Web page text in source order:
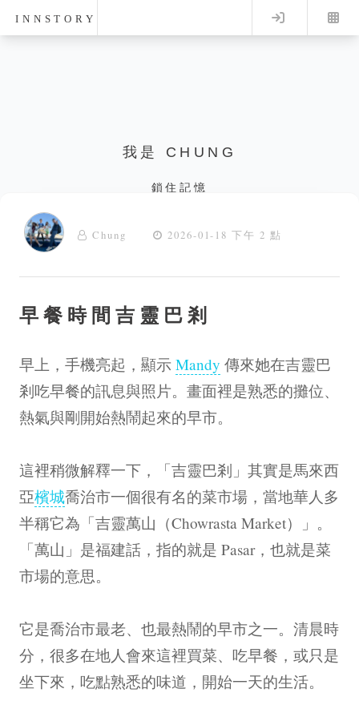
INNSTORY Log in
我是 CHUNG
鎖住記憶
Chung 2026-01-18 下午 2 點
早餐時間吉靈巴剎
早上，手機亮起，顯示 Mandy 傳來她在吉靈巴
剎吃早餐的訊息與照片。畫面裡是熟悉的攤位、
熱氣與剛開始熱鬧起來的早市。
這裡稍微解釋一下，「吉靈巴剎」其實是馬來西
亞檳城喬治市一個很有名的菜市場，當地華人多
半稱它為「吉靈萬山（Chowrasta Market）」。
「萬山」是福建話，指的就是 Pasar，也就是菜
市場的意思。
它是喬治市最老、也最熱鬧的早市之一。清晨時
分，很多在地人會來這裡買菜、吃早餐，或只是
坐下來，吃點熟悉的味道，開始一天的生活。